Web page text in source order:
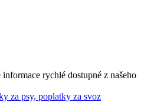
informace rychlé dostupné z našeho
za psy, poplatky za svoz